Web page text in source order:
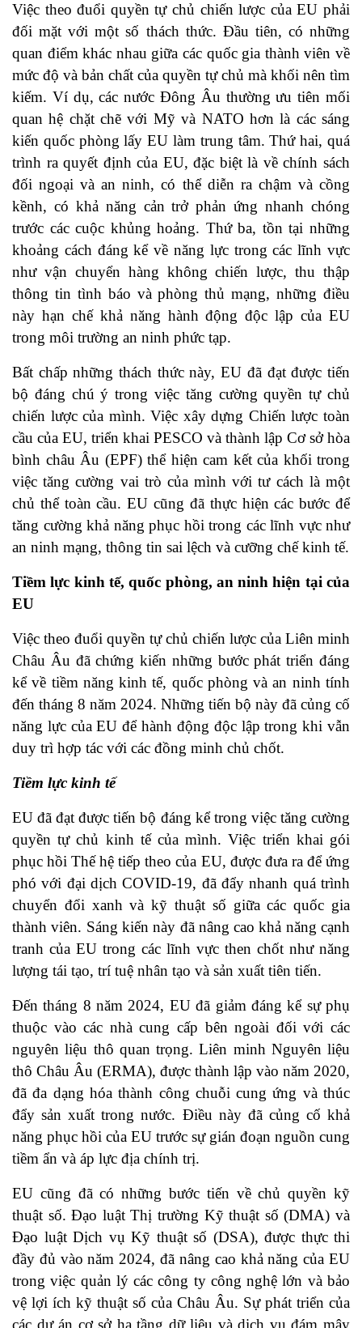
Việc theo đuổi quyền tự chủ chiến lược của EU phải
đối mặt với một số thách thức. Đầu tiên, có những
quan điểm khác nhau giữa các quốc gia thành viên về
mức độ và bản chất của quyền tự chủ mà khối nên tìm
kiếm. Ví dụ, các nước Đông Âu thường ưu tiên mối
quan hệ chặt chẽ với Mỹ và NATO hơn là các sáng
kiến ​​quốc phòng lấy EU làm trung tâm. Thứ hai, quá
trình ra quyết định của EU, đặc biệt là về chính sách
đối ngoại và an ninh, có thể diễn ra chậm và cồng
kềnh, có khả năng cản trở phản ứng nhanh chóng
trước các cuộc khủng hoảng. Thứ ba, tồn tại những
khoảng cách đáng kể về năng lực trong các lĩnh vực
như vận chuyển hàng không chiến lược, thu thập
thông tin tình báo và phòng thủ mạng, những điều
này hạn chế khả năng hành động độc lập của EU
trong môi trường an ninh phức tạp.
Bất chấp những thách thức này, EU đã đạt được tiến
bộ đáng chú ý trong việc tăng cường quyền tự chủ
chiến lược của mình. Việc xây dựng Chiến lược toàn
cầu của EU, triển khai PESCO và thành lập Cơ sở hòa
bình châu Âu (EPF) thể hiện cam kết của khối trong
việc tăng cường vai trò của mình với tư cách là một
chủ thể toàn cầu. EU cũng đã thực hiện các bước để
tăng cường khả năng phục hồi trong các lĩnh vực như
an ninh mạng, thông tin sai lệch và cưỡng chế kinh tế.
Tiềm lực kinh tế, quốc phòng, an ninh hiện tại của
EU
Việc theo đuổi quyền tự chủ chiến lược của Liên minh
Châu Âu đã chứng kiến ​​những bước phát triển đáng
kể về tiềm năng kinh tế, quốc phòng và an ninh tính
đến tháng 8 năm 2024. Những tiến bộ này đã củng cố
năng lực của EU để hành động độc lập trong khi vẫn
duy trì hợp tác với các đồng minh chủ chốt.
Tiềm lực kinh tế
EU đã đạt được tiến bộ đáng kể trong việc tăng cường
quyền tự chủ kinh tế của mình. Việc triển khai gói
phục hồi Thế hệ tiếp theo của EU, được đưa ra để ứng
phó với đại dịch COVID-19, đã đẩy nhanh quá trình
chuyển đổi xanh và kỹ thuật số giữa các quốc gia
thành viên. Sáng kiến ​​này đã nâng cao khả năng cạnh
tranh của EU trong các lĩnh vực then chốt như năng
lượng tái tạo, trí tuệ nhân tạo và sản xuất tiên tiến.
Đến tháng 8 năm 2024, EU đã giảm đáng kể sự phụ
thuộc vào các nhà cung cấp bên ngoài đối với các
nguyên liệu thô quan trọng. Liên minh Nguyên liệu
thô Châu Âu (ERMA), được thành lập vào năm 2020,
đã đa dạng hóa thành công chuỗi cung ứng và thúc
đẩy sản xuất trong nước. Điều này đã củng cố khả
năng phục hồi của EU trước sự gián đoạn nguồn cung
tiềm ẩn và áp lực địa chính trị.
EU cũng đã có những bước tiến về chủ quyền kỹ
thuật số. Đạo luật Thị trường Kỹ thuật số (DMA) và
Đạo luật Dịch vụ Kỹ thuật số (DSA), được thực thi
đầy đủ vào năm 2024, đã nâng cao khả năng của EU
trong việc quản lý các công ty công nghệ lớn và bảo
vệ lợi ích kỹ thuật số của Châu Âu. Sự phát triển của
các dự án cơ sở hạ tầng dữ liệu và dịch vụ đám mây